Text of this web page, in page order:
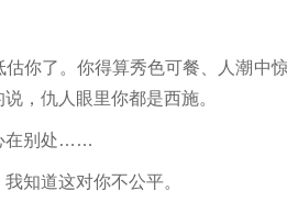
了。你得算秀色可餐、人潮中
，仇人眼里你都是西施。
在别处……
道这对你不公平。